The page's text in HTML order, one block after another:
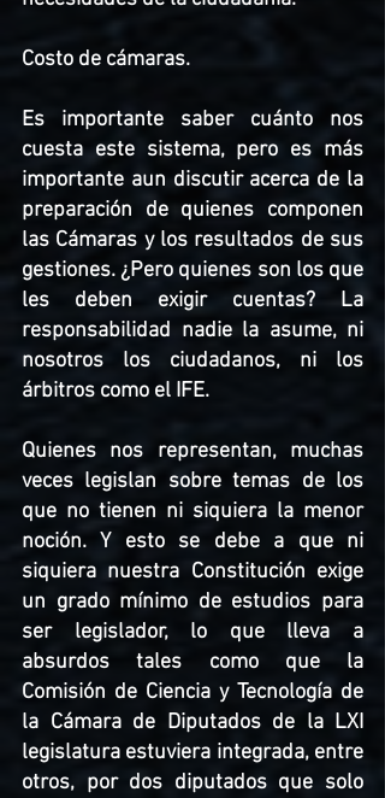
Costo de cámaras.
Es importante saber cuánto nos
cuesta este sistema, pero es más
importante aun discutir acerca de la
preparación de quienes componen
las Cámaras y los resultados de sus
gestiones. ¿Pero quienes son los que
les deben exigir cuentas? La
responsabilidad nadie la asume, ni
nosotros los ciudadanos, ni los
árbitros como el IFE.
Quienes nos representan, muchas
veces legislan sobre temas de los
que no tienen ni siquiera la menor
noción. Y esto se debe a que ni
siquiera nuestra Constitución exige
un grado mínimo de estudios para
ser legislador, lo que lleva a
absurdos tales como que la
Comisión de Ciencia y Tecnología de
la Cámara de Diputados de la LXI
legislatura estuviera integrada, entre
otros, por dos diputados que solo